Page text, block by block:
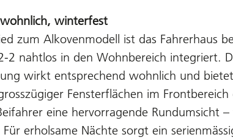
winterfest
zum Alkovenmodell ist das Fahrerhaus
2 nahtlos in den Wohnbereich integriert.
wirkt entsprechend wohnlich und
Fensterflächen im Frontbereich
eine hervorragende Rundumsicht
Für erholsame Nächte sorgt ein